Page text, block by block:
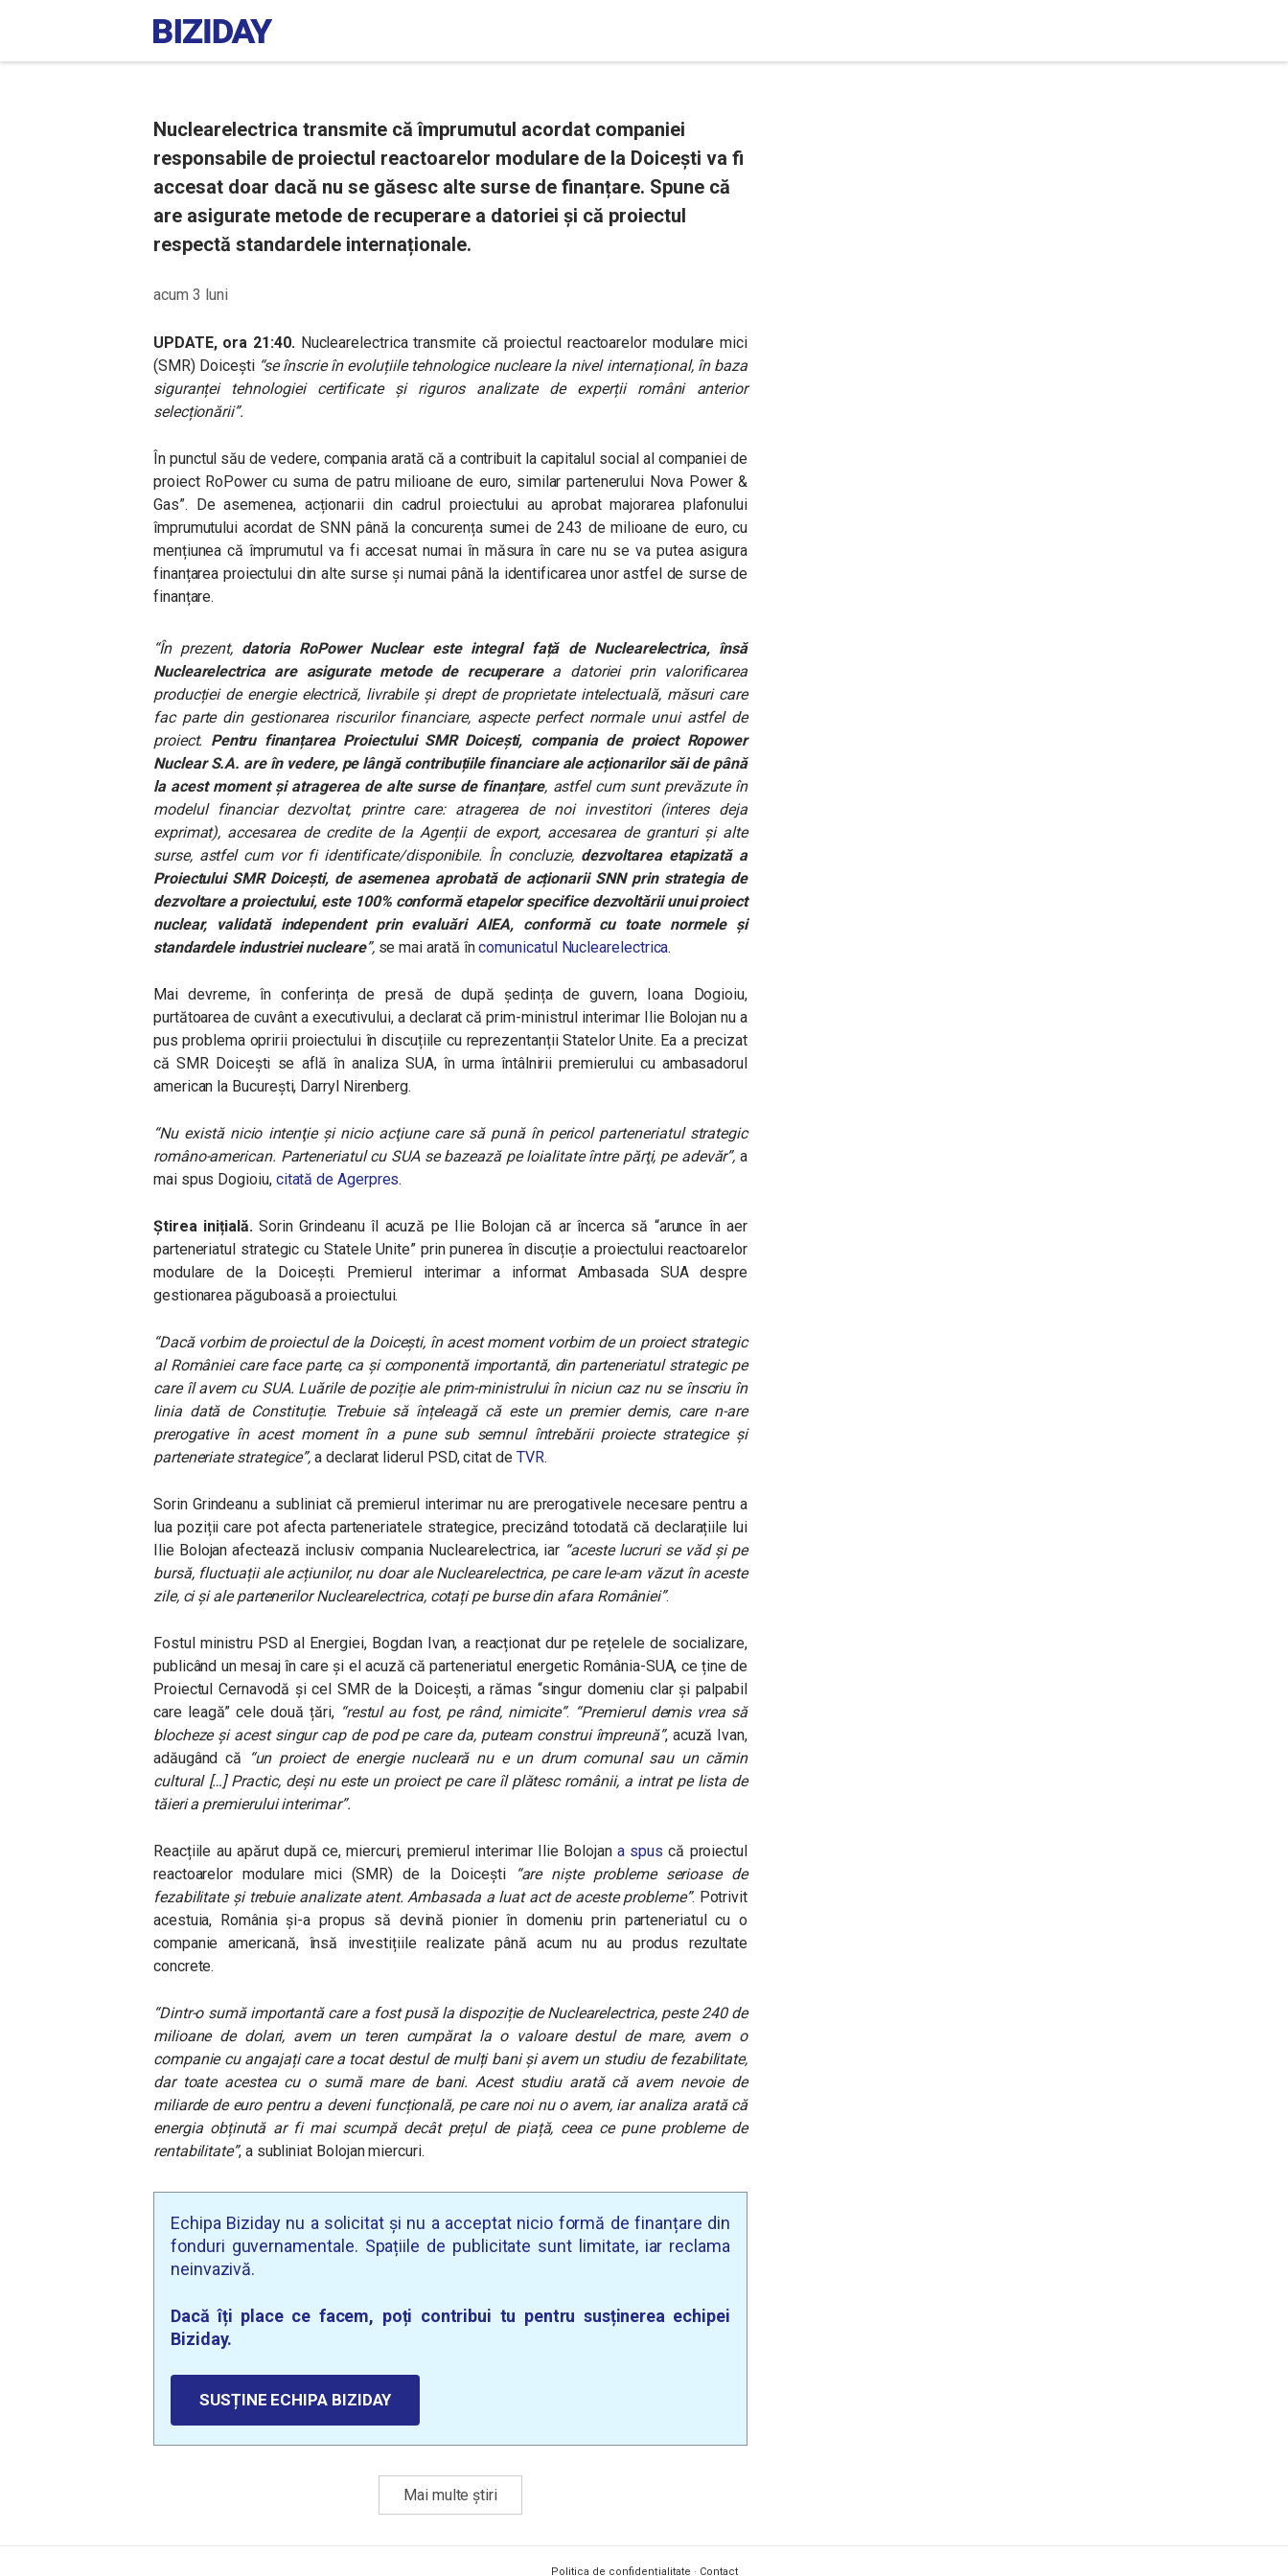
Nuclearelectrica transmite că împrumutul acordat companiei
responsabile de proiectul reactoarelor modulare de la Doicești va fi
accesat doar dacă nu se găsesc alte surse de finanțare. Spune că
are asigurate metode de recuperare a datoriei și că proiectul
respectă standardele internaționale.
acum 3 luni
UPDATE, ora 21:40. Nuclearelectrica transmite că proiectul reactoarelor modulare mici
(SMR) Doicești“se înscrie în evoluțiile tehnologice nucleare la nivel internațional, în baza
siguranței tehnologiei certificate și riguros analizate de experții români anterior
selecționării”.
În punctul său de vedere, compania arată că a contribuit la capitalul social al companiei de
proiect RoPower cu suma de patru milioane de euro, similar partenerului Nova Power &
Gas”. De asemenea, acționarii din cadrul proiectului au aprobat majorarea plafonului
împrumutului acordat de SNN până la concurența sumei de 243 de milioane de euro, cu
mențiunea că împrumutul va fi accesat numai în măsura în care nu se va putea asigura
finanțarea proiectului din alte surse și numai până la identificarea unor astfel de surse de
finanțare.
“În prezent, datoria RoPower Nuclear este integral față de Nuclearelectrica, însă
Nuclearelectrica are asigurate metode de recuperarea datoriei prin valorificarea
producției de energie electrică, livrabile și drept de proprietate intelectuală, măsuri care
fac parte din gestionarea riscurilor financiare, aspecte perfect normale unui astfel de
proiect. Pentru finanțarea Proiectului SMR Doicești, compania de proiect Ropower
Nuclear S.A. are în vedere, pe lângă contribuțiile financiare ale acționarilor săi de până
la acest moment și atragerea de alte surse de finanțare, astfel cum sunt prevăzute în
modelul financiar dezvoltat, printre care: atragerea de noi investitori (interes deja
exprimat), accesarea de credite de la Agenții de export, accesarea de granturi și alte
surse, astfel cum vor fi identificate/disponibile. În concluzie, dezvoltarea etapizată a
Proiectului SMR Doicești, de asemenea aprobată de acționarii SNN prin strategia de
dezvoltare a proiectului, este 100% conformă etapelor specifice dezvoltării unui proiect
nuclear, validată independent prin evaluări AIEA, conformă cu toate normele și
standardele industriei nucleare”,se mai arată încomunicatul Nuclearelectrica.
Mai devreme, în conferința de presă de după ședința de guvern, Ioana Dogioiu,
purtătoarea de cuvânt a executivului, a declarat că prim-ministrul interimar Ilie Bolojan nu a
pus problema opririi proiectului în discuțiile cu reprezentanții Statelor Unite. Ea a precizat
că SMR Doicești se află în analiza SUA, în urma întâlnirii premierului cu ambasadorul
american la București, Darryl Nirenberg.
“Nu există nicio intenţie şi nicio acţiune care să pună în pericol parteneriatul strategic
româno-american. Parteneriatul cu SUA se bazează pe loialitate între părţi, pe adevăr”, a
mai spus Dogioiu, citată de Agerpres.
Știrea inițială.Sorin Grindeanu îl acuză pe Ilie Bolojan că ar încerca să “arunce în aer
parteneriatul strategic cu Statele Unite” prin punerea în discuție a proiectului reactoarelor
modulare de la Doicești. Premierul interimar a informat Ambasada SUA despre
gestionarea păguboasă a proiectului.
“Dacă vorbim de proiectul de la Doicești, în acest moment vorbim de un proiect strategic
al României care face parte, ca și componentă importantă, din parteneriatul strategic pe
care îl avem cu SUA. Luările de poziție ale prim-ministrului în niciun caz nu se înscriu în
linia dată de Constituție. Trebuie să înțeleagă că este un premier demis, care n-are
prerogative în acest moment în a pune sub semnul întrebării proiecte strategice și
parteneriate strategice”,a declarat liderul PSD, citat de TVR.
Sorin Grindeanu a subliniat că premierul interimar nu are prerogativele necesare pentru a
lua poziții care pot afecta parteneriatele strategice, precizând totodată că declarațiile lui
Ilie Bolojan afectează inclusiv compania Nuclearelectrica, iar “aceste lucruri se văd și pe
bursă, fluctuații ale acțiunilor, nu doar ale Nuclearelectrica, pe care le-am văzut în aceste
zile, ci și ale partenerilor Nuclearelectrica, cotați pe burse din afara României”.
Fostul ministru PSD al Energiei, Bogdan Ivan, a reacționat dur pe rețelele de socializare,
publicând un mesaj în care și el acuză că parteneriatul energetic România-SUA, ce ține de
Proiectul Cernavodă și cel SMR de la Doicești, a rămas “singur domeniu clar și palpabil
care leagă” cele două țări, “restul au fost, pe rând, nimicite”. “Premierul demis vrea să
blocheze și acest singur cap de pod pe care da, puteam construi împreună”, acuză Ivan,
adăugând că
“un proiect de energie nucleară nu e un drum comunal sau un cămin
cultural […] Practic, deși nu este un proiect pe care îl plătesc românii, a intrat pe lista de
tăieri a premierului interimar”.
Reacțiile au apărut după ce, miercuri, premierul interimar Ilie Bolojana spus că proiectul
reactoarelor modulare mici (SMR) de la Doicești
“are niște probleme serioase de
fezabilitate și trebuie analizate atent. Ambasada a luat act de aceste probleme”. Potrivit
acestuia, România și-a propus să devină pionier în domeniu prin parteneriatul cu o
companie americană, însă investițiile realizate până acum nu au produs rezultate
concrete.
“Dintr-o sumă importantă care a fost pusă la dispoziție de Nuclearelectrica, peste 240 de
milioane de dolari, avem un teren cumpărat la o valoare destul de mare, avem o
companie cu angajați care a tocat destul de mulți bani și avem un studiu de fezabilitate,
dar toate acestea cu o sumă mare de bani. Acest studiu arată că avem nevoie de
miliarde de euro pentru a deveni funcțională, pe care noi nu o avem, iar analiza arată că
energia obținută ar fi mai scumpă decât prețul de piață, ceea ce pune probleme de
rentabilitate”, a subliniat Bolojan miercuri.
Echipa Biziday nu a solicitat și nu a acceptat nicio formă de finanțare din
fonduri guvernamentale. Spațiile de publicitate sunt limitate, iar reclama
neinvazivă.
Dacă îți place ce facem, poți contribui tu pentru susținerea echipei
Biziday.
SUSȚINE ECHIPA BIZIDAY
Mai multe știri
Politica de confidențialitate · Contact